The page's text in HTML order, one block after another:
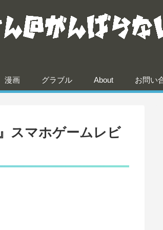
漫画 グラブル About お問い
スマホゲームレビ